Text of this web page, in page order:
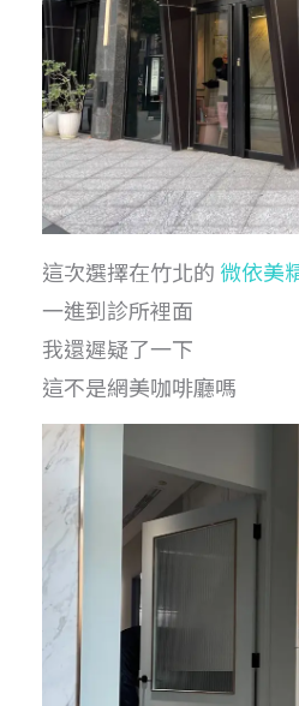
這次選擇在竹北的 微依美
一進到診所裡面
我還遲疑了一下
這不是網美咖啡廳嗎